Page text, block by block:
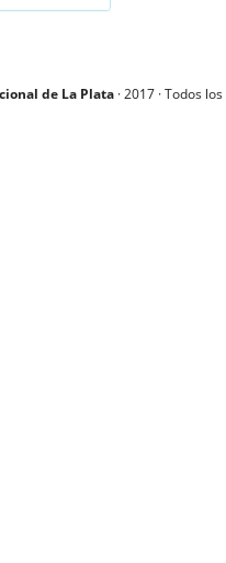
de La Plata · 2017 · Todos